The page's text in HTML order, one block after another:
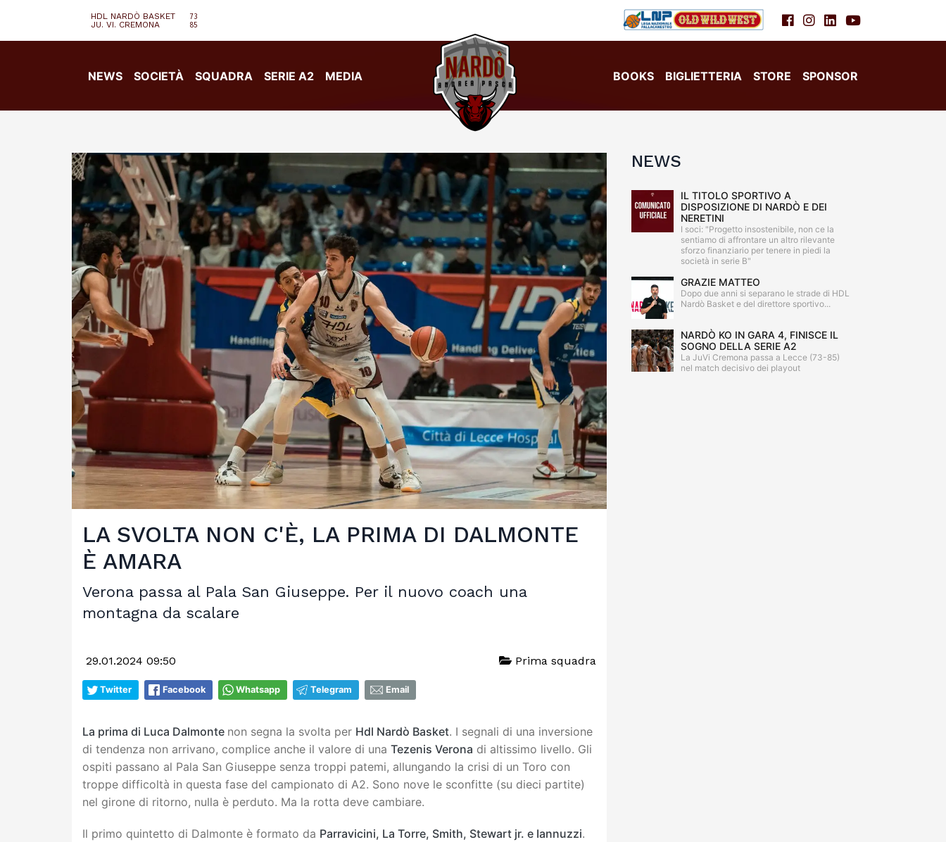
HDL NARDÒ BASKET
JU. VI. CREMONA
73
85
NEWS SOCIETÀ SQUADRA SERIE A2 MEDIA BOOKS BIGLIETTERIA STORE SPONSOR
LA SVOLTA NON C'È, LA PRIMA DI DALMONTE
È AMARA
Verona passa al Pala San Giuseppe. Per il nuovo coach una
montagna da scalare
29.01.2024 09:50 Prima squadra
Twitter Facebook Whatsapp Telegram Email
La prima di Luca Dalmonte non segna la svolta per Hdl Nardò Basket. I segnali di una inversione
di tendenza non arrivano, complice anche il valore di una Tezenis Verona di altissimo livello. Gli
ospiti passano al Pala San Giuseppe senza troppi patemi, allungando la crisi di un Toro con
troppe difficoltà in questa fase del campionato di A2. Sono nove le sconfitte (su dieci partite)
nel girone di ritorno, nulla è perduto. Ma la rotta deve cambiare.
Il primo quintetto di Dalmonte è formato da Parravicini, La Torre, Smith, Stewart jr. e Iannuzzi.
NEWS
IL TITOLO SPORTIVO A
DISPOSIZIONE DI NARDÒ E DEI
NERETINI
I soci: "Progetto insostenibile, non ce la
sentiamo di affrontare un altro rilevante
sforzo finanziario per tenere in piedi la
società in serie B"
GRAZIE MATTEO
Dopo due anni si separano le strade di HDL
Nardò Basket e del direttore sportivo...
NARDÒ KO IN GARA 4, FINISCE IL
SOGNO DELLA SERIE A2
La JuVi Cremona passa a Lecce (73-85)
nel match decisivo dei playout